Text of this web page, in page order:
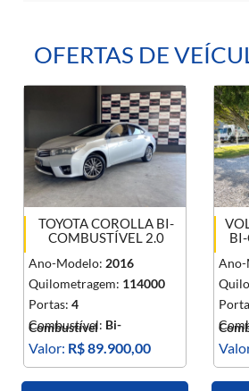
OFERTAS DE
TOYOTA COROLLA BI-
COMBUSTÍVEL 2.0
Ano-Modelo: 2016
Quilometragem: 114000
Portas:4
Combustível: Bi-
Combustível
Valor: R$ 89.900,00
Ano-